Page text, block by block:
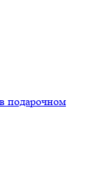
подарочном